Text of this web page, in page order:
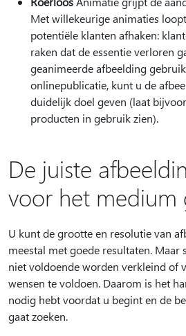
Met willekeurige animaties
potentiële klanten afhaken:
raken dat de essentie verloren
geanimeerde afbeelding
onlinepublicatie, kunt u de
duidelijk doel geven (laat
producten in gebruik zien).
De juiste
voor het medium
U kunt de grootte en resolutie van
meestal met goede resultaten. Maar
niet voldoende worden verkleind of
wensen te voldoen. Daarom is het
nodig hebt voordat u begint en de
gaat zoeken.